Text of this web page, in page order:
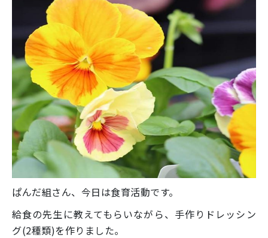
ぱんだ組さん、今日は食育活動です。
給食の先生に教えてもらいながら、手作りドレッシン
グ(2種類)を作りました。